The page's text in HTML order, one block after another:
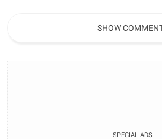
dan
SHOW
SPECIAL ADS